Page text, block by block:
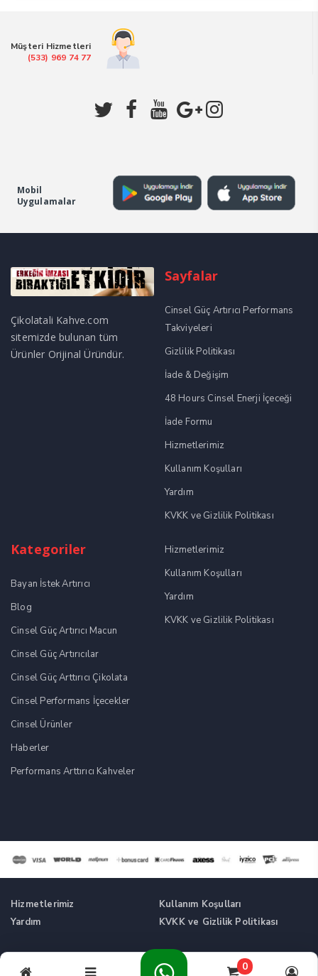
0
₺1.399,00.
Müşteri Hizmetleri
(533) 969 74 77
Mobil
Uygulamalar
Çikolatali Kahve.com
sitemizde bulunan tüm
Ürünler Orijinal Üründür.
Sayfalar
Cinsel Güç Artırıcı Performans
Takviyeleri
Gizlilik Politikası
İade & Değişim
48 Hours Cinsel Enerji İçeceği
İade Formu
Hizmetlerimiz
Kullanım Koşulları
Yardım
KVKK ve Gizlilik Politikası
Kategoriler
Bayan İstek Artırıcı
Blog
Cinsel Güç Artırıcı Macun
Cinsel Güç Artırıcılar
Cinsel Güç Arttırıcı Çikolata
Cinsel Performans İçecekler
Cinsel Ürünler
Haberler
Performans Arttırıcı Kahveler
Hizmetlerimiz
Kullanım Koşulları
Yardım
KVKK ve Gizlilik Politikası
Hizmetlerimiz
Kullanım Koşulları
Yardım
KVKK ve Gizlilik Politikası
Tüm Hakları Saklıdır. © Cinsel Güç Artırıcı Takviyeler -
Cikolatalikahve.com